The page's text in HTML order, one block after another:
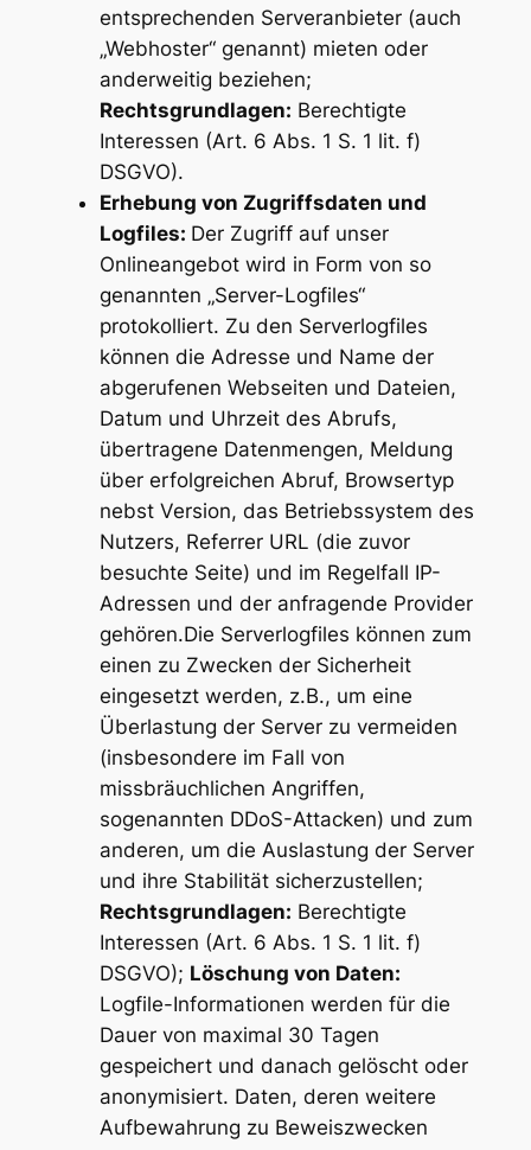
entsprechenden Serveranbieter (auch
„Webhoster“ genannt) mieten oder
anderweitig beziehen;
Rechtsgrundlagen: Berechtigte
Interessen (Art. 6 Abs. 1 S. 1 lit. f)
DSGVO).
Erhebung von Zugriffsdaten und
Logfiles: Der Zugriff auf unser
Onlineangebot wird in Form von so
genannten „Server-Logfiles“
protokolliert. Zu den Serverlogfiles
können die Adresse und Name der
abgerufenen Webseiten und Dateien,
Datum und Uhrzeit des Abrufs,
übertragene Datenmengen, Meldung
über erfolgreichen Abruf, Browsertyp
nebst Version, das Betriebssystem des
Nutzers, Referrer URL (die zuvor
besuchte Seite) und im Regelfall IP-
Adressen und der anfragende Provider
gehören.Die Serverlogfiles können zum
einen zu Zwecken der Sicherheit
eingesetzt werden, z.B., um eine
Überlastung der Server zu vermeiden
(insbesondere im Fall von
missbräuchlichen Angriffen,
sogenannten DDoS-Attacken) und zum
anderen, um die Auslastung der Server
und ihre Stabilität sicherzustellen;
Rechtsgrundlagen: Berechtigte
Interessen (Art. 6 Abs. 1 S. 1 lit. f)
DSGVO); Löschung von Daten:
Logfile-Informationen werden für die
Dauer von maximal 30 Tagen
gespeichert und danach gelöscht oder
anonymisiert. Daten, deren weitere
Aufbewahrung zu Beweiszwecken